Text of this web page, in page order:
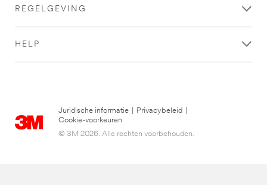
REGELGEVING
HELP
Juridische informatie Privacybeleid
Cookie-voorkeuren
© 3M 2026. Alle rechten voorbehouden.